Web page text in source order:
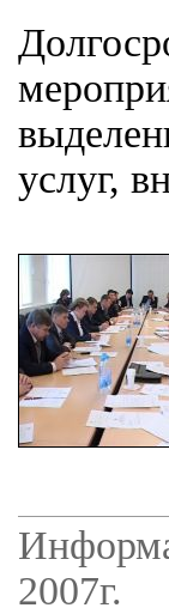
услуг,
2007г.